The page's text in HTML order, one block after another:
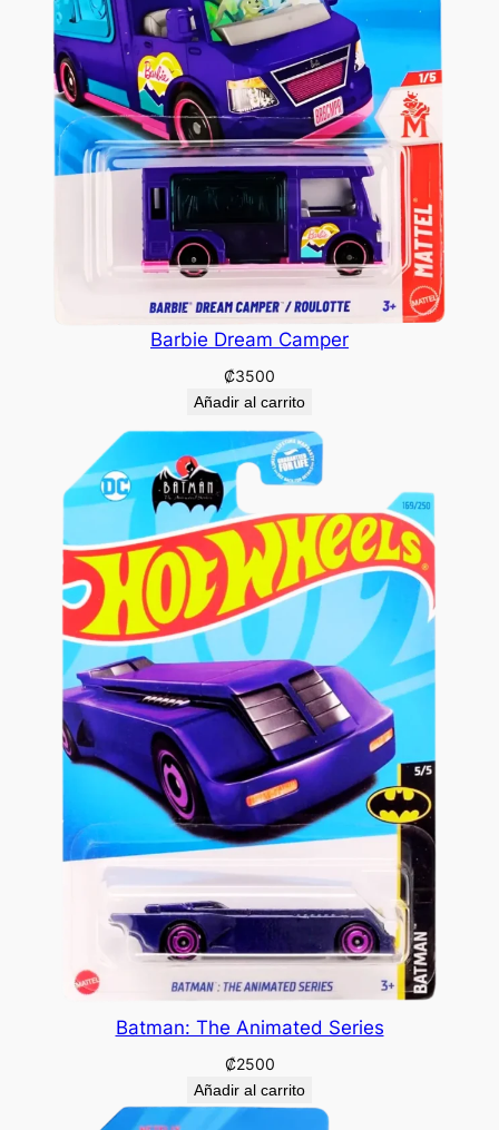
Barbie Dream Camper
₡3500
Añadir al carrito
Batman: The Animated Series
₡2500
Añadir al carrito